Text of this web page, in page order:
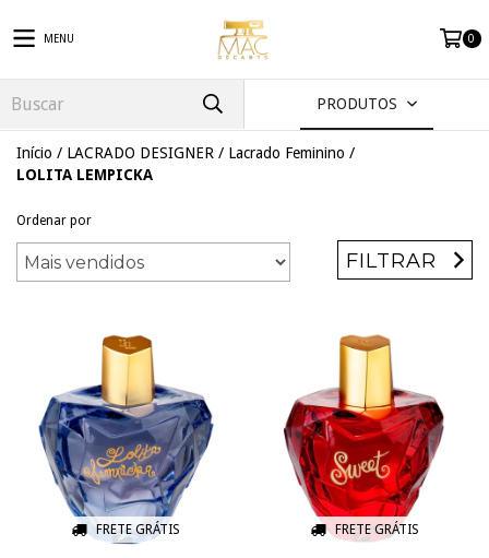
MENU 0
PRODUTOS
Início / LACRADO DESIGNER / Lacrado Feminino /
LOLITA LEMPICKA
Ordenar por
FILTRAR
FRETE GRÁTIS FRETE GRÁTIS